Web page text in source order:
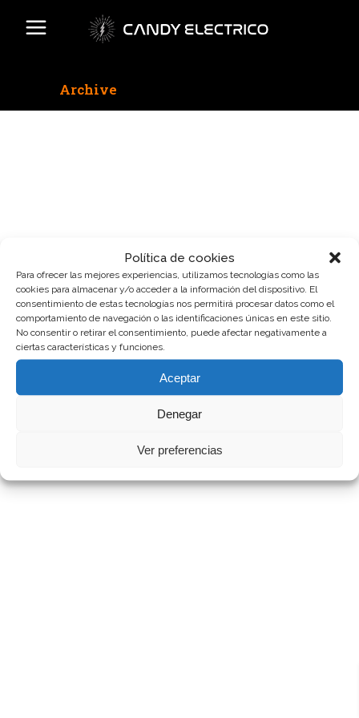
Política de cookies
Para ofrecer las mejores experiencias, utilizamos tecnologías como las
cookies para almacenar y/o acceder a la información del dispositivo. El
consentimiento de estas tecnologías nos permitirá procesar datos como el
comportamiento de navegación o las identificaciones únicas en este sitio.
No consentir o retirar el consentimiento, puede afectar negativamente a
ciertas características y funciones.
Aceptar
Denegar
Ver preferencias
Archive